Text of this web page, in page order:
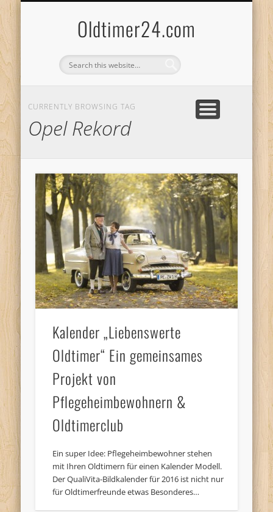
Oldtimer24.com
CURRENTLY BROWSING TAG
Opel Rekord
Kalender „Liebenswerte
Oldtimer“ Ein gemeinsames
Projekt von
Pflegeheimbewohnern &
Oldtimerclub
Ein super Idee: Pflegeheimbewohner stehen
mit Ihren Oldtimern für einen Kalender Modell.
Der QualiVita-Bildkalender für 2016 ist nicht nur
für Oldtimerfreunde etwas Besonderes…